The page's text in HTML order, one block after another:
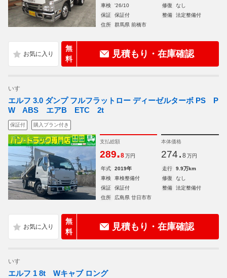
車検 '26/10 修復
なし
保証
保証付 整備
法定整備付
住所
群馬県 前橋市
無
料
見積もり・在庫確認
いすゞ
エルフ 3.0 ダンプ フルフラットロー ディーゼルターボ PS P
W ABS エアB ETC 2t
保証付 購入プラン付き
支払総額
289.8 万円
本体価格
274. 8 万円
年式 2019年 走行
9.9万km
車検
車検整備付 修復
なし
保証
保証付 整備
法定整備付
住所
広島県 廿日市市
無
料
見積もり・在庫確認
いすゞ
エルフ 1 8t Wキャブ ロング